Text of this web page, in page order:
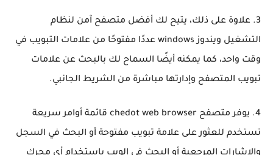
3. علاوة على ذلك، يتيح لك أفضل متصفح آمن لنظام
التشغيل ويندوز windows عددًا مفتوحًا من علامات التبويب في
وقت واحد، كما يمكنه أيضًا السماح لك بالبحث عن علامات
تبويب المتصفح وإدارتها مباشرة من الشريط الجانبي.
4. يوفر متصفح chedot web browser قائمة أوامر سريعة
تستخدم للعثور على علامة تبويب مفتوحة أو البحث في السجل
والإشارات المرجعية أو البحث في الويب باستخدام أي محرك